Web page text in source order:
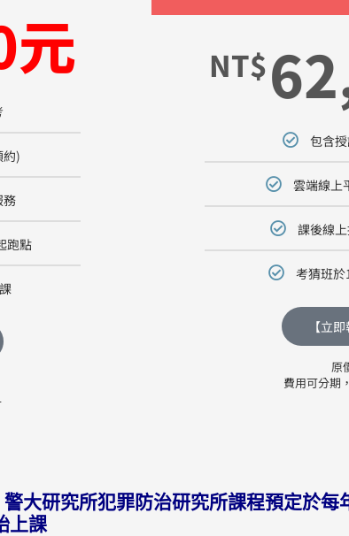
)
務
跑點
NT$
包含
雲端線上
課後線
考猜班
【立
原
費用可分期
大研究所犯罪防治研究所課程預定於每
上課